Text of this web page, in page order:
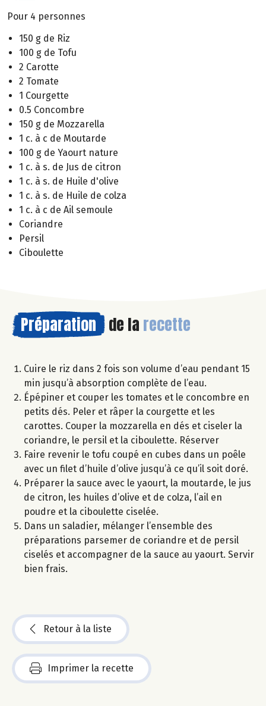
Pour 4 personnes
150 g de Riz
100 g de Tofu
2 Carotte
2 Tomate
1 Courgette
0.5 Concombre
150 g de Mozzarella
1 c. à c de Moutarde
100 g de Yaourt nature
1 c. à s. de Jus de citron
1 c. à s. de Huile d'olive
1 c. à s. de Huile de colza
1 c. à c de Ail semoule
Coriandre
Persil
Ciboulette
Préparation de la recette
Cuire le riz dans 2 fois son volume d’eau pendant 15
min jusqu’à absorption complète de l’eau.
Épépiner et couper les tomates et le concombre en
petits dés. Peler et râper la courgette et les
carottes. Couper la mozzarella en dés et ciseler la
coriandre, le persil et la ciboulette. Réserver
Faire revenir le tofu coupé en cubes dans un poêle
avec un filet d’huile d’olive jusqu’à ce qu’il soit doré.
Préparer la sauce avec le yaourt, la moutarde, le jus
de citron, les huiles d’olive et de colza, l’ail en
poudre et la ciboulette ciselée.
Dans un saladier, mélanger l’ensemble des
préparations parsemer de coriandre et de persil
ciselés et accompagner de la sauce au yaourt. Servir
bien frais.
Retour à la liste
Imprimer la recette